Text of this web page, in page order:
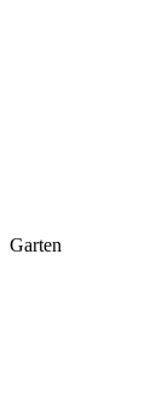
Garten